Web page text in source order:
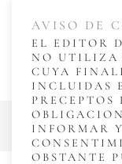
©
AVISO DE
EL EDITOR
NO UTILIZA
CUYA
INCLUIDAS
PRECEPTOS
INFORMAR
OBSTANTE